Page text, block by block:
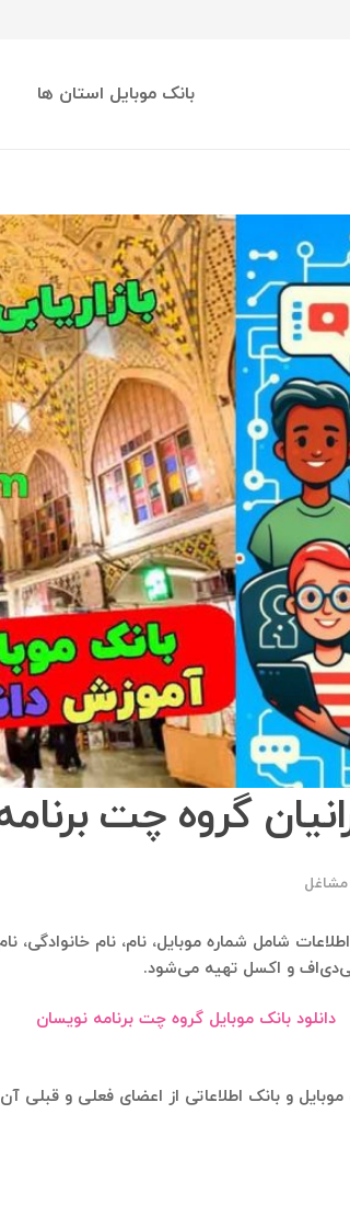
بانک موبایل استان ها
گروه چت
مشاغل
شامل شماره موبایل، نام، نام
و اکسل تهیه می‌شود.
دانلود بانک موبایل گروه چت برنامه نویسان
و بانک اطلاعاتی از اعضای فعلی و